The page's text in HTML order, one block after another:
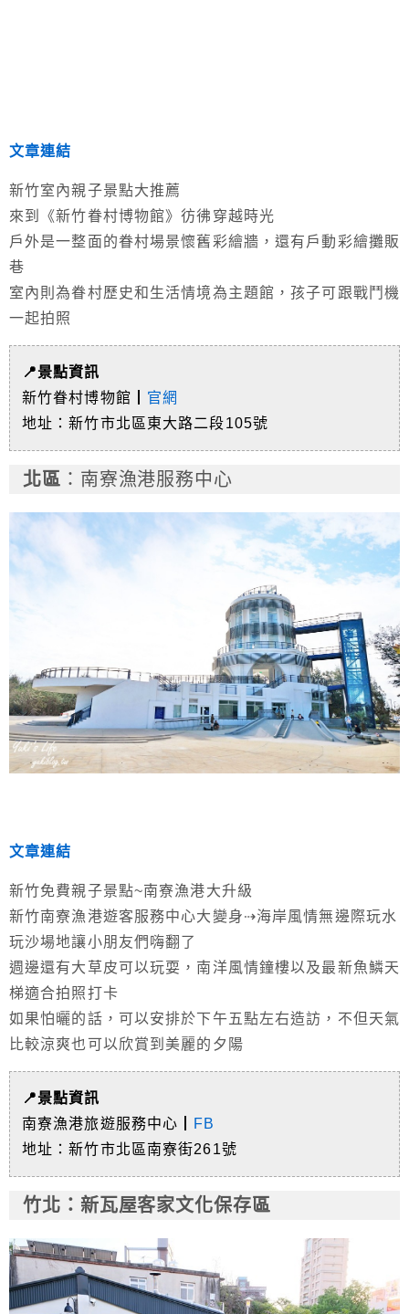
文章連結
新竹室內親子景點大推薦
來到《新竹眷村博物館》彷彿穿越時光
戶外是一整面的眷村場景懷舊彩繪牆，還有戶動彩繪攤販
巷
室內則為眷村歷史和生活情境為主題館，孩子可跟戰鬥機
一起拍照
📍景點資訊
新竹眷村博物館┃ 官網
地址：新竹市北區東大路二段105號
北區 ：南寮漁港服務中心
文章連結
新竹免費親子景點~南寮漁港大升級
新竹南寮漁港遊客服務中心大變身⇢海岸風情無邊際玩水
玩沙場地讓小朋友們嗨翻了
週邊還有大草皮可以玩耍，南洋風情鐘樓以及最新魚鱗天
梯適合拍照打卡
如果怕曬的話，可以安排於下午五點左右造訪，不但天氣
比較涼爽也可以欣賞到美麗的夕陽
📍景點資訊
南寮漁港旅遊服務中心┃ FB
地址：新竹市北區南寮街261號
竹北 ：新瓦屋客家文化保存區